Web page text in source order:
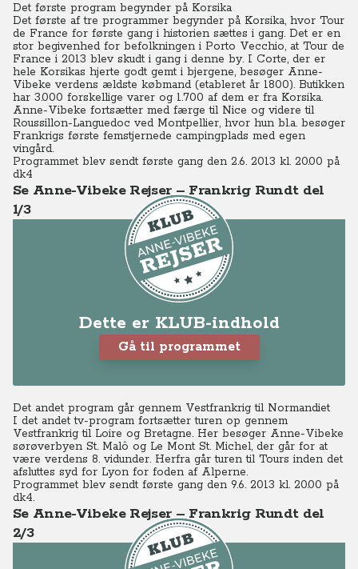
Det første program begynder på Korsika
Det første af tre programmer begynder på Korsika, hvor Tour
de France for første gang i historien sættes i gang. Det er en
stor begivenhed for befolkningen i Porto Vecchio, at Tour de
France i 2013 blev skudt i gang i denne by. I Corte, der er
hele Korsikas hjerte godt gemt i bjergene, besøger Anne-
Vibeke verdens ældste købmand (etableret år 1800). Butikken
har 3.000 forskellige varer og 1.700 af dem er fra Korsika.
Anne-Vibeke fortsætter med færge til Nice og videre til
Roussillon-Languedoc ved Montpellier, hvor hun bl.a. besøger
Frankrigs første femstjernede campingplads med egen
vingård.
Programmet blev sendt første gang den 2.6. 2013 kl. 20.00 på
dk4
Se Anne-Vibeke Rejser – Frankrig Rundt del
1/3
Dette er KLUB-indhold
Gå til programmet
Det andet program går gennem Vestfrankrig til Normandiet
I det andet tv-program fortsætter turen op gennem
Vestfrankrig til Loire og Bretagne. Her besøger Anne-Vibeke
sørøverbyen St. Malô og Le Mont St. Michel, der går for at
være verdens 8. vidunder. Herfra går turen til Tours inden det
afsluttes syd for Lyon for foden af Alperne.
Programmet blev sendt første gang den 9.6. 2013 kl. 20.00 på
dk4.
Se Anne-Vibeke Rejser – Frankrig Rundt del
2/3